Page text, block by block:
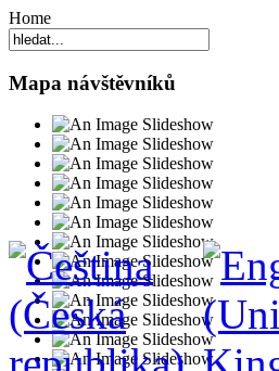
Home
Mapa návštěvníků